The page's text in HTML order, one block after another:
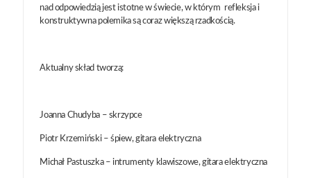
nad odpowiedzią jest istotne w świecie, w którym refleksja i
konstruktywna polemika są coraz większą rzadkością.
Aktualny skład tworzą:
Joanna Chudyba – skrzypce
Piotr Krzemiński – śpiew, gitara elektryczna
Michał Pastuszka – intrumenty klawiszowe, gitara elektryczna